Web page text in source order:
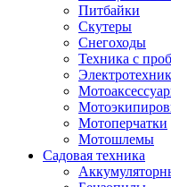
Питбайки
Скутеры
Снегоходы
Техника с
Мотоперчатки
Мотошлемы
Садовая техника